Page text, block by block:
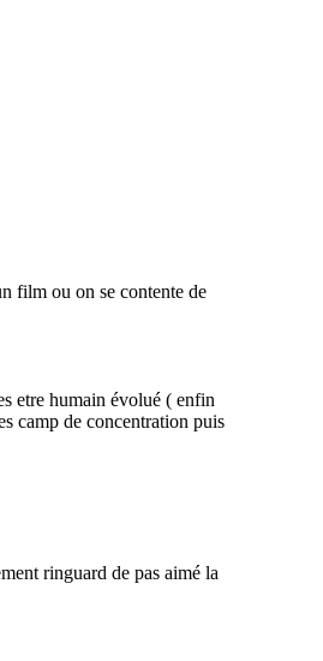
film ou on se contente de
etre humain évolué ( enfin
camp de concentration puis
ringuard de pas aimé la